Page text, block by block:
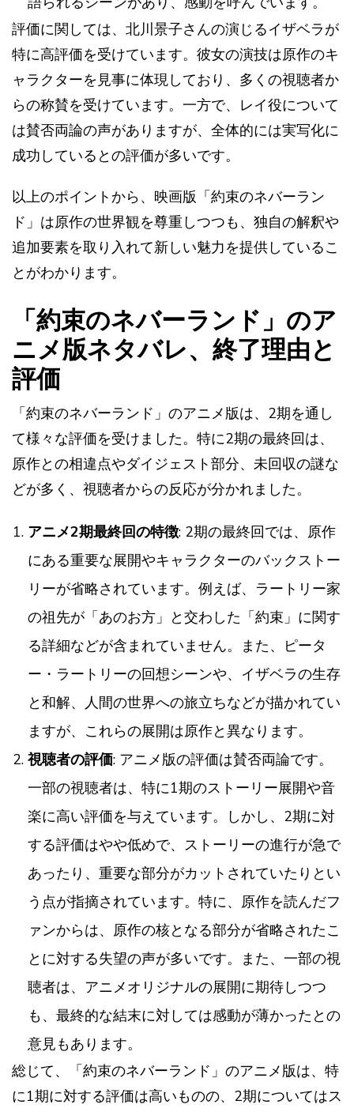
評価に関しては、北川景子さんの演じるイザベラが
特に高評価を受けています。彼女の演技は原作のキ
ャラクターを見事に体現しており、多くの視聴者か
らの称賛を受けています。一方で、レイ役について
は賛否両論の声がありますが、全体的には実写化に
成功しているとの評価が多いです​​。
以上のポイントから、映画版「約束のネバーラン
ド」は原作の世界観を尊重しつつも、独自の解釈や
追加要素を取り入れて新しい魅力を提供しているこ
とがわかります。
「約束のネバーランド」のア
ニメ版ネタバレ、終了理由と
評価
「約束のネバーランド」のアニメ版は、2期を通し
て様々な評価を受けました。特に2期の最終回は、
原作との相違点やダイジェスト部分、未回収の謎な
どが多く、視聴者からの反応が分かれました。
アニメ2期最終回の特徴: 2期の最終回では、原作
にある重要な展開やキャラクターのバックストー
リーが省略されています。例えば、ラートリー家
の祖先が「あのお方」と交わした「約束」に関す
る詳細などが含まれていません。また、ピータ
ー・ラートリーの回想シーンや、イザベラの生存
と和解、人間の世界への旅立ちなどが描かれてい
ますが、これらの展開は原作と異なります​​。
視聴者の評価: アニメ版の評価は賛否両論です。
一部の視聴者は、特に1期のストーリー展開や音
楽に高い評価を与えています。しかし、2期に対
する評価はやや低めで、ストーリーの進行が急で
あったり、重要な部分がカットされていたりとい
う点が指摘されています。特に、原作を読んだフ
ァンからは、原作の核となる部分が省略されたこ
とに対する失望の声が多いです。また、一部の視
聴者は、アニメオリジナルの展開に期待しつつ
も、最終的な結末に対しては感動が薄かったとの
意見もあります​​​​。
総じて、「約束のネバーランド」のアニメ版は、特
に1期に対する評価は高いものの、2期についてはス